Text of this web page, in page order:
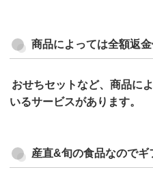
商品によっては全額返金
おせちセットなど、商品に
いるサービスがあります。
産直&旬の食品なのでギ